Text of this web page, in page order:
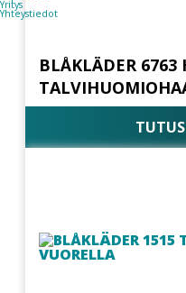
Yritys
Yhteystiedot
BLÅKLÄDER 6763